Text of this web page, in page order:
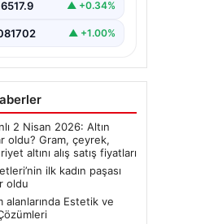
6517.9 ▲ +0.34%
▲ +1.00%
2 Nisan 2026: Altın
oldu? Gram, çeyrek,
altını alış satış fiyatları
ilk kadın paşası
oldu
alanlarında Estetik ve